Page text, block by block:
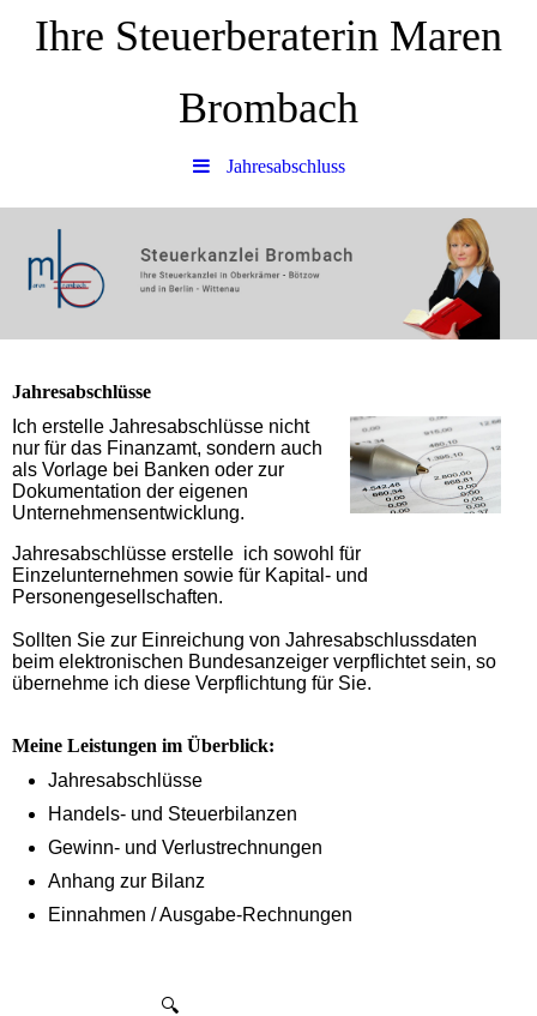
Ihre Steuerberaterin Maren
Brombach
Jahresabschluss
Jahresabschlüsse
Ich erstelle Jahresabschlüsse nicht
nur für das Finanzamt, sondern auch
als Vorlage bei Banken oder zur
Dokumentation der eigenen
Unternehmensentwicklung.
Jahresabschlüsse erstelle ich sowohl für
Einzelunternehmen sowie für Kapital- und
Personengesellschaften.
Sollten Sie zur Einreichung von Jahresabschlussdaten
beim elektronischen Bundesanzeiger verpflichtet sein, so
übernehme ich diese Verpflichtung für Sie.
Meine Leistungen im Überblick:
Jahresabschlüsse
Handels- und Steuerbilanzen
Gewinn- und Verlustrechnungen
Anhang zur Bilanz
Einnahmen / Ausgabe-Rechnungen